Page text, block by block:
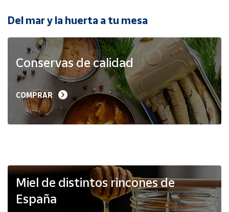
de Correos
Market
Productos
Solidarios
Ayuda
Vendedores
Mapa de
Del mar y la huerta a tu mesa
Conservas de calidad
COMPRAR
Miel de distintos rincones de
España